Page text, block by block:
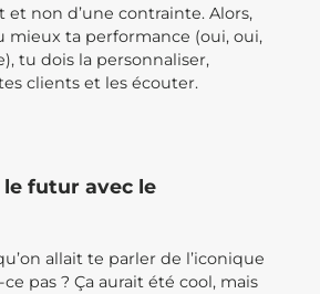
non d’une contrainte. Alors,
mieux ta performance (oui, oui,
tu dois la personnaliser,
clients et les écouter.
futur avec le
allait te parler de l’iconique
ce pas ? Ça aurait été cool, mais